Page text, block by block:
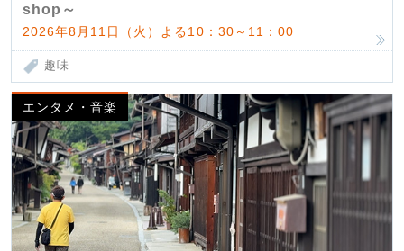
shop～
2026年8月11日（火）よる10：30～11：00
趣味
エンタメ・音楽